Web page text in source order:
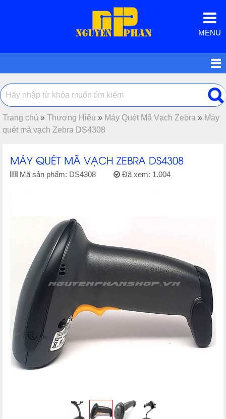
MENU
Trang chủ » Thương Hiệu » Máy Quét Mã Vạch Zebra » Máy
quét mã vạch Zebra DS4308
MÁY QUÉT MÃ VẠCH ZEBRA DS4308
Mã sản phẩm: DS4308 Đã xem: 1.004